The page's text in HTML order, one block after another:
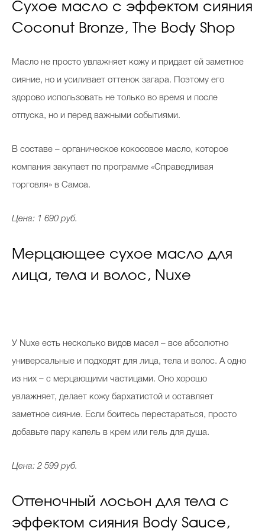
Сухое масло с эффектом сияния
Coconut Bronze, The Body Shop
Масло не просто увлажняет кожу и придает ей заметное
сияние, но и усиливает оттенок загара. Поэтому его
здорово использовать не только во время и после
отпуска, но и перед важными событиями.
В составе – органическое кокосовое масло, которое
компания закупает по программе «Справедливая
торговля» в Самоа.
Цена: 1 690 руб.
Мерцающее сухое масло для
лица, тела и волос, Nuxe
У Nuxe есть несколько видов масел – все абсолютно
универсальные и подходят для лица, тела и волос. А одно
из них – с мерцающими частицами. Оно хорошо
увлажняет, делает кожу бархатистой и оставляет
заметное сияние. Если боитесь перестараться, просто
добавьте пару капель в крем или гель для душа.
Цена: 2 599 руб.
Оттеночный лосьон для тела с
эффектом сияния Body Sauce,